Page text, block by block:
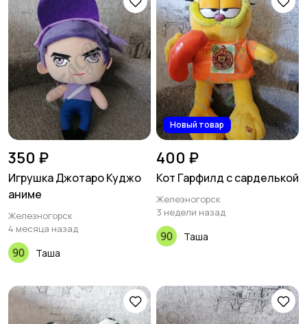
350 ₽
Игрушка Джотаро Куджо
аниме
Железногорск
4 месяца назад
Таша
Новый товар
400 ₽
Кот Гарфилд с сарделькой
Железногорск
3 недели назад
Таша